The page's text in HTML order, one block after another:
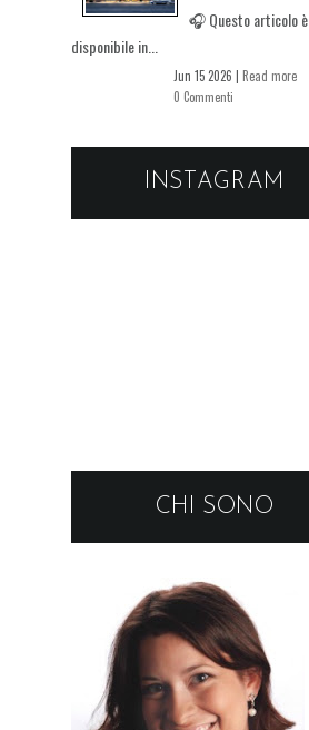
🎧 Questo articolo è
disponibile in...
Jun 15 2026 | Read more
0 Commenti
INSTAGRAM
CHI SONO